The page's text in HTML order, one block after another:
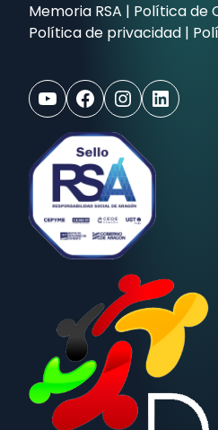
Memoria RSA | Política de
Política de privacidad |
YouTube
Facebook
Instagram